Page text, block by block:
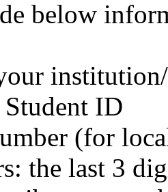
below
ID
(for
the last 3